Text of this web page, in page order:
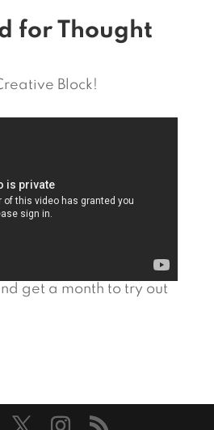
for Thought
Block!
get a month to try out